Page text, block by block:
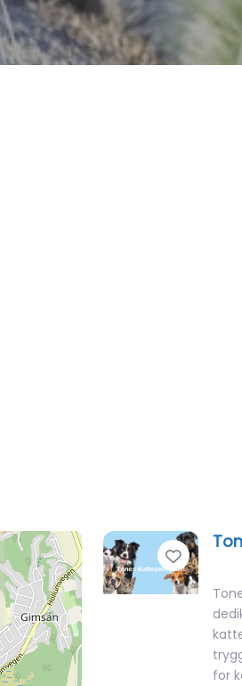
Favorite
for